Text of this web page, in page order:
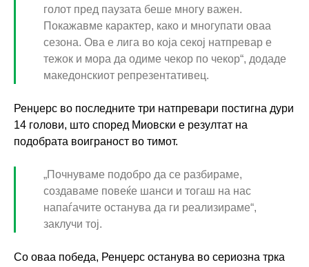
голот пред паузата беше многу важен.
Покажавме карактер, како и многупати оваа
сезона. Ова е лига во која секој натпревар е
тежок и мора да одиме чекор по чекор“, додаде
македонскиот репрезентативец.
Ренџерс во последните три натпревари постигна дури
14 голови, што според Миовски е резултат на
подобрата воиграност во тимот.
„Почнуваме подобро да се разбираме,
создаваме повеќе шанси и тогаш на нас
напаѓачите останува да ги реализираме“,
заклучи тој.
Со оваа победа, Ренџерс останува во сериозна трка